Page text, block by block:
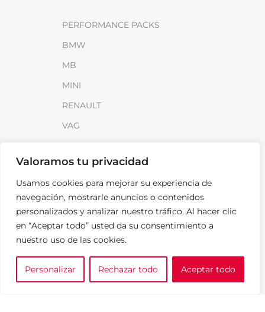
Valoramos tu privacidad
Usamos cookies para mejorar su experiencia de
navegación, mostrarle anuncios o contenidos
personalizados y analizar nuestro tráfico. Al hacer clic
en “Aceptar todo” usted da su consentimiento a
nuestro uso de las cookies.
Personalizar Rechazar todo Aceptar todo
PERFORMANCE PACKS
BMW
MB
MINI
RENAULT
VAG
INFORMACIÓN
Sobre SparkLoad
Distribuidores
FAQ
Contacto
Noticias
0